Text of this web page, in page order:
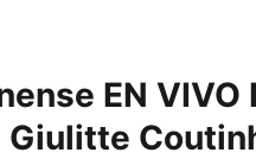
EN VIVO
Giulitte